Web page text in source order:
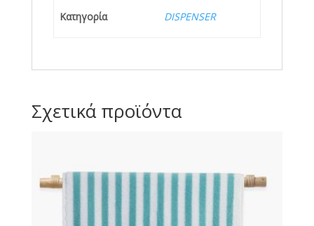
Κατηγορία DISPENSER
Σχετικά προϊόντα